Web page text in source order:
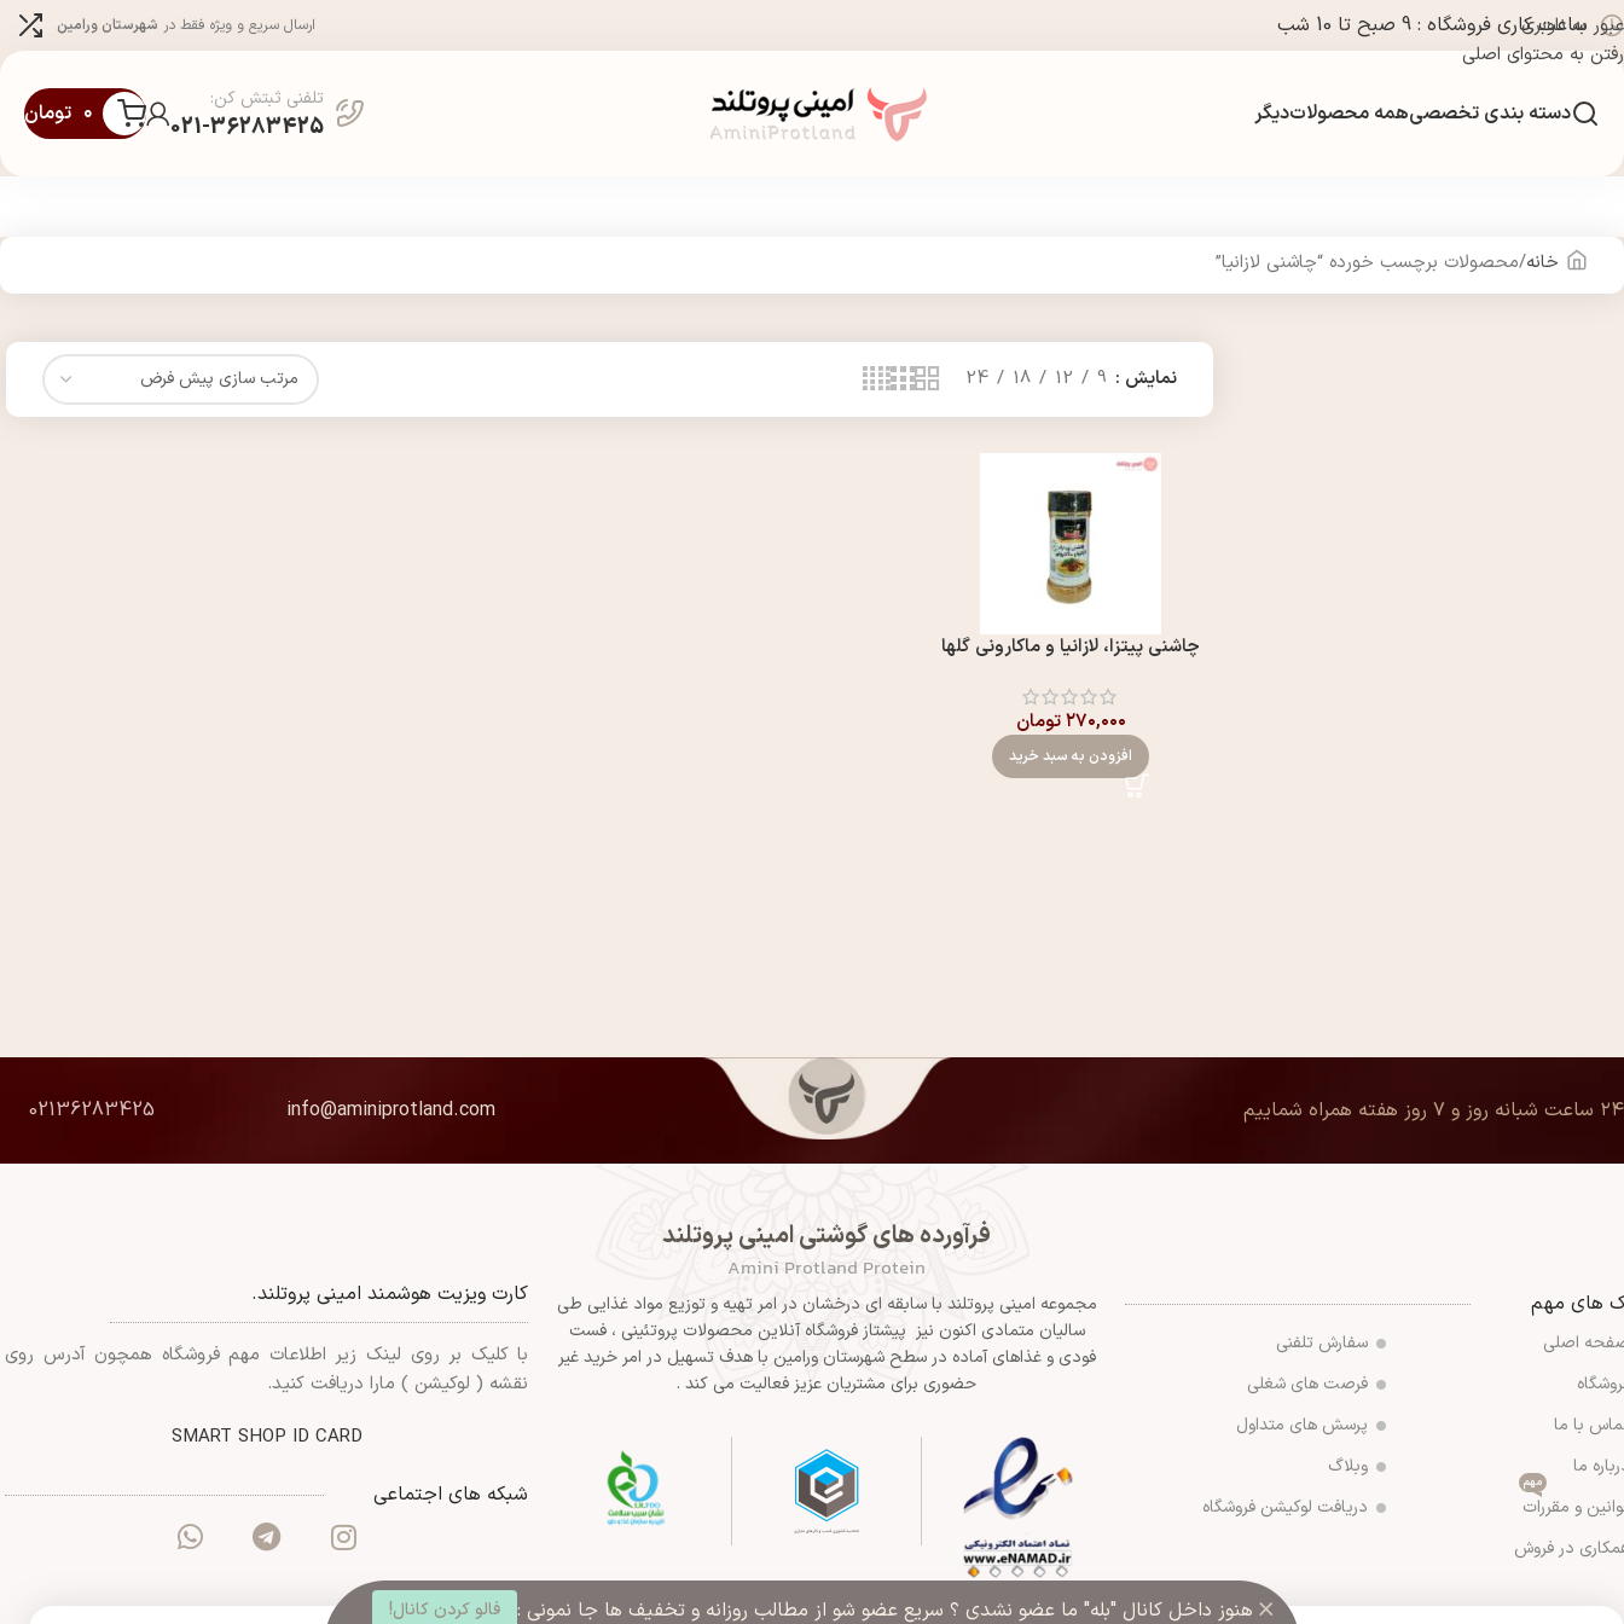
عبور به ناوبری
رفتن به محتوای اصلی
ساعت کاری فروشگاه : 9 صبح تا 10 شب ارسال سریع و ویژه فقط در شهرستان ورامین
دسته بندی تخصصیهمه محصولاتدیگر
تلفنی ثبتش کن:
021-36283425 ۰ تومان
خانه محصولات برچسب خورده “چاشنی لازانیا”
نمایش 9
12
18
24
چاشنی پیتزا، لازانیا و ماکارونی گلها
۲۷۰,۰۰۰تومان
افزودن به سبد خرید
۲۴ ساعت شبانه روز و ۷ روز هفته همراه شماییم info@aminiprotland.com
02136283425
های مهم
اصلی
با ما
ما
و مقررات
مهم
در فروش
سفارش تلفنی
فرصت های شغلی
پرسش های متداول
وبلاگ
دریافت لوکیشن فروشگاه
فرآورده های گوشتی امینی پروتلند
Amini Protland Protein
مجموعه امینی پروتلند با سابقه ای درخشان در امر تهیه و توزیع مواد غذایی طی
سالیان متمادی اکنون نیز پیشتاز فروشگاه آنلاین محصولات پروتئینی ، فست
فودی و غذاهای آماده در سطح شهرستان ورامین با هدف تسهیل در امر خرید غیر
حضوری برای مشتریان عزیز فعالیت می کند .
کارت ویزیت هوشمند امینی پروتلند.
با کلیک بر روی لینک زیر اطلاعات مهم فروشگاه همچون آدرس روی
نقشه ( لوکیشن ) مارا دریافت کنید.
SMART SHOP ID CARD
شبکه های اجتماعی
هنوز داخل کانال "بله" ما عضو نشدی ؟ سریع عضو شو از مطالب روزانه و تخفیف ها جا نمونی : فالو کردن کانال! ×